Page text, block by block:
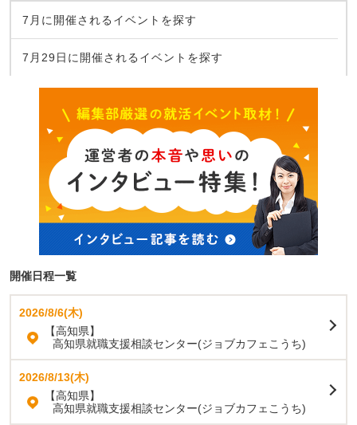
7月に開催されるイベントを探す
7月29日に開催されるイベントを探す
開催日程一覧
2026/8/6(木)
【高知県】
高知県就職支援相談センター(ジョブカフェこうち)
2026/8/13(木)
【高知県】
高知県就職支援相談センター(ジョブカフェこうち)